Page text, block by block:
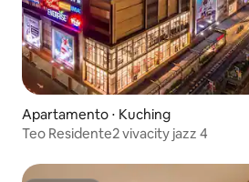
Apartamento ⋅ Kuching
Teo Residente2 vivacity jazz 4